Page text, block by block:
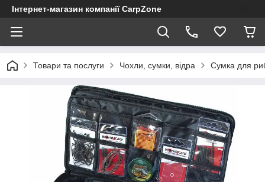
Інтернет-магазин компанії CarpZone
Товари та послуги Чохли, сумки, відра Сумка для